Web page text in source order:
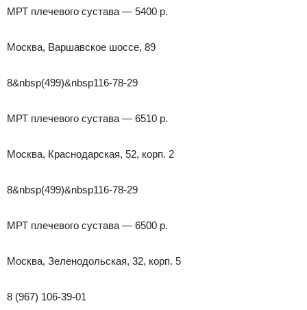
МРТ плечевого сустава — 5400 р.
Москва, Варшавское шоссе, 89
8&nbsp(499)&nbsp116-78-29
МРТ плечевого сустава — 6510 р.
Москва, Краснодарская, 52, корп. 2
8&nbsp(499)&nbsp116-78-29
МРТ плечевого сустава — 6500 р.
Москва, Зеленодольская, 32, корп. 5
8 (967) 106-39-01